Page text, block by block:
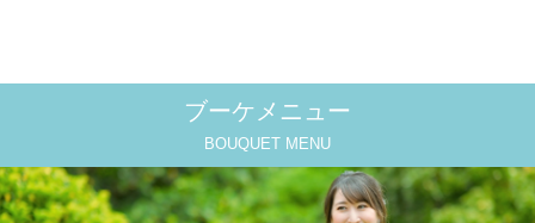
ブーケメニュー
BOUQUET MENU